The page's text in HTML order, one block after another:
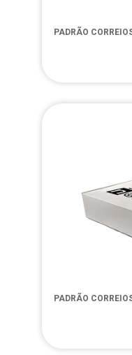
PADRÃO
PADRÃO